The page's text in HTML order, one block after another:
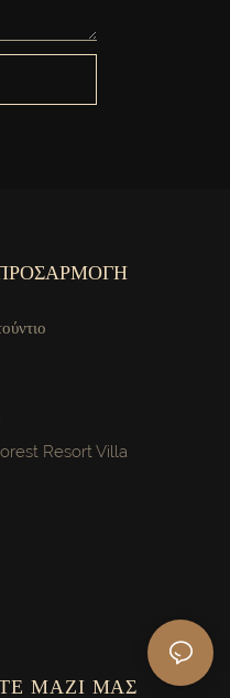
Resort Villa
ΜΑΖΊ ΜΑΣ